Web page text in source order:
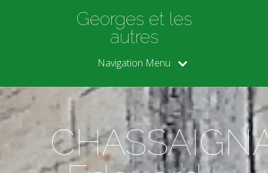
Georges et les
autres
Navigation Menu